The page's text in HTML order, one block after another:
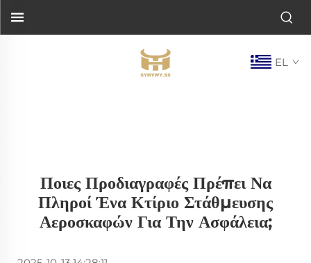
EL
Ποιες Προδιαγραφές Πρέπει Να
Πληροί Ένα Κτίριο Στάθμευσης
Αεροσκαφών Για Την Ασφάλεια;